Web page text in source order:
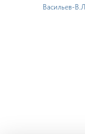
Васильев-